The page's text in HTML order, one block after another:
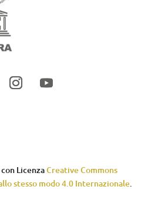
LicenzaCreative Commons
stesso modo 4.0 Internazionale.